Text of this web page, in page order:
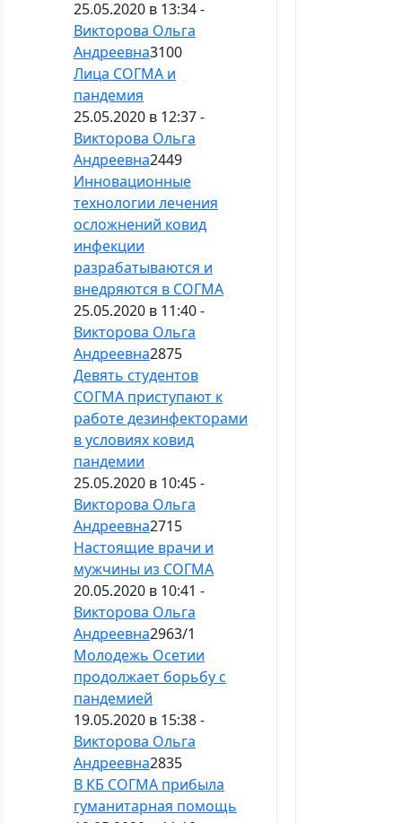
25.05.2020 в 13:34 -
Викторова Ольга
Андреевна3100
Лица СОГМА и
пандемия
25.05.2020 в 12:37 -
Викторова Ольга
Андреевна2449
Инновационные
технологии лечения
осложнений ковид
инфекции
разрабатываются и
внедряются в СОГМА
25.05.2020 в 11:40 -
Викторова Ольга
Андреевна2875
Девять студентов
СОГМА приступают к
работе дезинфекторами
в условиях ковид
пандемии
25.05.2020 в 10:45 -
Викторова Ольга
Андреевна2715
Настоящие врачи и
мужчины из СОГМА
20.05.2020 в 10:41 -
Викторова Ольга
Андреевна2963/1
Молодежь Осетии
продолжает борьбу с
пандемией
19.05.2020 в 15:38 -
Викторова Ольга
Андреевна2835
В КБ СОГМА прибыла
гуманитарная помощь